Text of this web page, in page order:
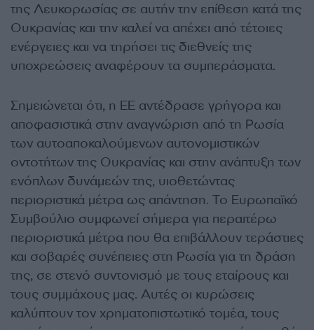
της Λευκορωσίας σε αυτήν την επίθεση κατά της
Ουκρανίας και την καλεί να απέχει από τέτοιες
ενέργειες και να τηρήσει τις διεθνείς της
υποχρεώσεις αναφέρουν τα συμπεράσματα.
Σημειώνεται ότι, η ΕΕ αντέδρασε γρήγορα και
αποφασιστικά στην αναγνώριση από τη Ρωσία
των αυτοαποκαλούμενων αυτονομιστικών
οντοτήτων της Ουκρανίας και στην ανάπτυξη των
ενόπλων δυνάμεών της, υιοθετώντας
περιοριστικά μέτρα ως απάντηση. Το Ευρωπαϊκό
Συμβούλιο συμφωνεί σήμερα για περαιτέρω
περιοριστικά μέτρα που θα επιβάλλουν τεράστιες
και σοβαρές συνέπειες στη Ρωσία για τη δράση
της, σε στενό συντονισμό με τους εταίρους και
τους συμμάχους μας. Αυτές οι κυρώσεις
καλύπτουν τον χρηματοπιστωτικό τομέα, τους